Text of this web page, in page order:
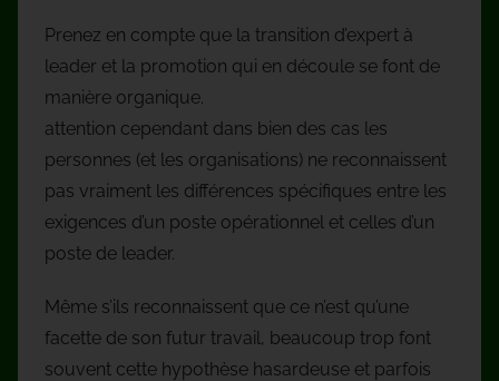
Prenez en compte que la transition d’expert à
leader et la promotion qui en découle se font de
manière organique.
attention cependant dans bien des cas les
personnes (et les organisations) ne reconnaissent
pas vraiment les différences spécifiques entre les
exigences d’un poste opérationnel et celles d’un
poste de leader.
Même s’ils reconnaissent que ce n’est qu’une
facette de son futur travail, beaucoup trop font
souvent cette hypothèse hasardeuse et parfois